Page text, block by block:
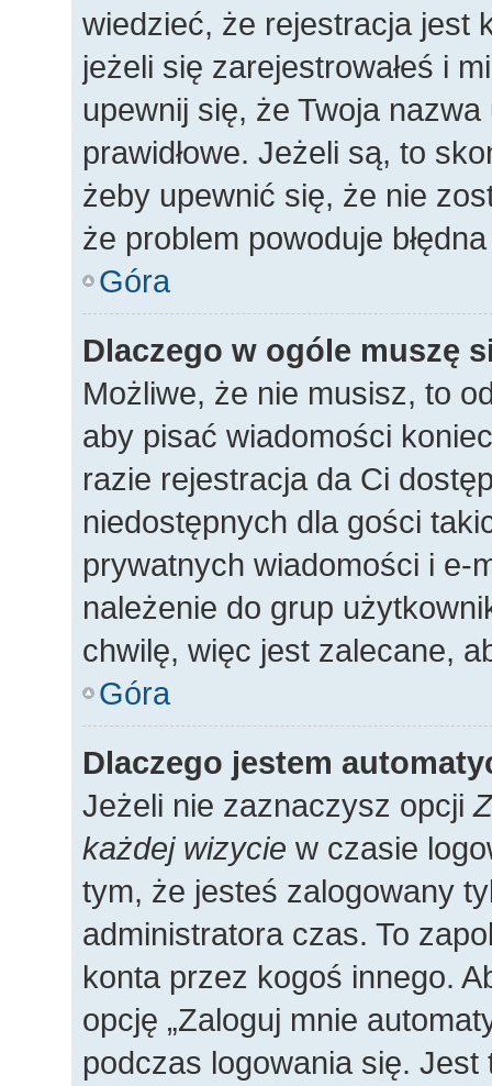
wiedzieć, że rejestracja jest
jeżeli się zarejestrowałeś i
upewnij się, że Twoja
prawidłowe. Jeżeli są, to
żeby upewnić się, że nie
że problem powoduje
Góra
Dlaczego w ogóle muszę
Możliwe, że nie musisz, to
aby pisać wiadomości
razie rejestracja da Ci
niedostępnych dla gości
prywatnych wiadomości i e-
należenie do grup
chwilę, więc jest zalecane,
Góra
Dlaczego jestem
Jeżeli nie zaznaczysz opcji
każdej wizycie w czasie
tym, że jesteś zalogowany
administratora czas. To
konta przez kogoś innego.
opcję „Zaloguj mnie
podczas logowania się.